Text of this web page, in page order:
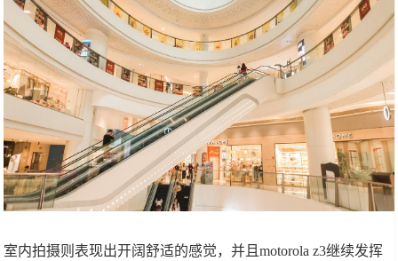
室内拍摄则表现出开阔舒适的感觉，并且motorola z3继续发挥